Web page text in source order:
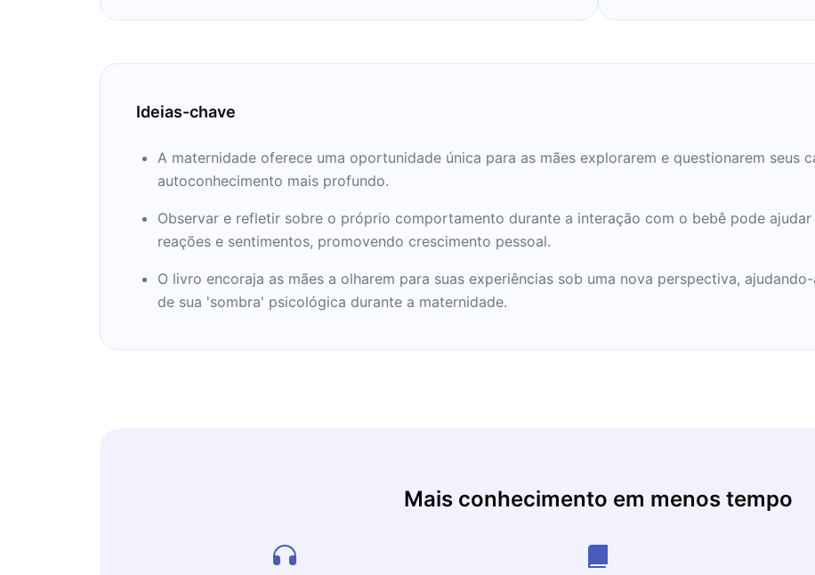
Ideias-chave
A maternidade oferece uma oportunidade única para as mães explorarem e questionarem seus
autoconhecimento mais profundo.
Observar e refletir sobre o próprio comportamento durante a interação com o bebê pode ajudar
reações e sentimentos, promovendo crescimento pessoal.
O livro encoraja as mães a olharem para suas experiências sob uma nova perspectiva,
de sua 'sombra' psicológica durante a maternidade.
Mais conhecimento em menos tempo